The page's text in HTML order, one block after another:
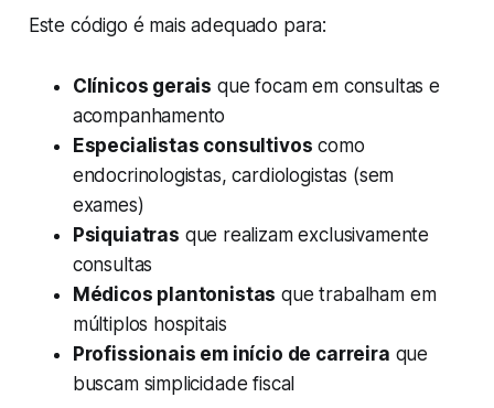
Este código é mais adequado para:
Clínicos gerais que focam em consultas e
acompanhamento
Especialistas consultivos como
endocrinologistas, cardiologistas (sem
exames)
Psiquiatras que realizam exclusivamente
consultas
Médicos plantonistas que trabalham em
múltiplos hospitais
Profissionais em início de carreira que
buscam simplicidade fiscal